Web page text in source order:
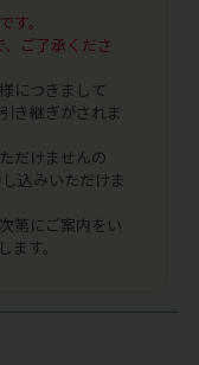
。
ご了承くださ
につきまして
き継ぎがされま
だけませんの
込みいただけま
第にご案内をい
す。